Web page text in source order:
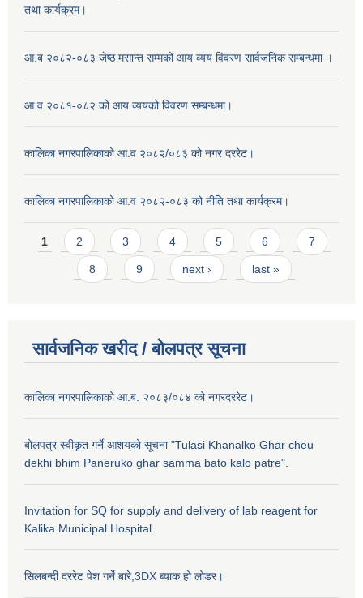
तथा कार्यक्रम।
आ.ब २०८२-०८३ जेष्ठ मसान्त सम्मको आय व्यय विवरण सार्वजनिक सम्बन्धमा ।
आ.व २०८१-०८२ को आय व्ययको विवरण सम्बन्धमा।
कालिका नगरपालिकाको आ.व २०८२/०८३ को नगर दररेट।
कालिका नगरपालिकाको आ.व २०८२-०८३ को नीति तथा कार्यक्रम।
Pages
1 2 3 4 5 6 7
8 9 next › last »
सार्वजनिक खरीद / बाेलपत्र सूचना
कालिका नगरपालिकाको आ.ब. २०८३/०८४ को नगरदररेट।
बोलपत्र स्वीकृत गर्ने आशयको सूचना "Tulasi Khanalko Ghar cheu
dekhi bhim Paneruko ghar samma bato kalo patre".
Invitation for SQ for supply and delivery of lab reagent for
Kalika Municipal Hospital.
सिलबन्दी दररेट पेश गर्ने बारे,3DX ब्याक हो लोडर।